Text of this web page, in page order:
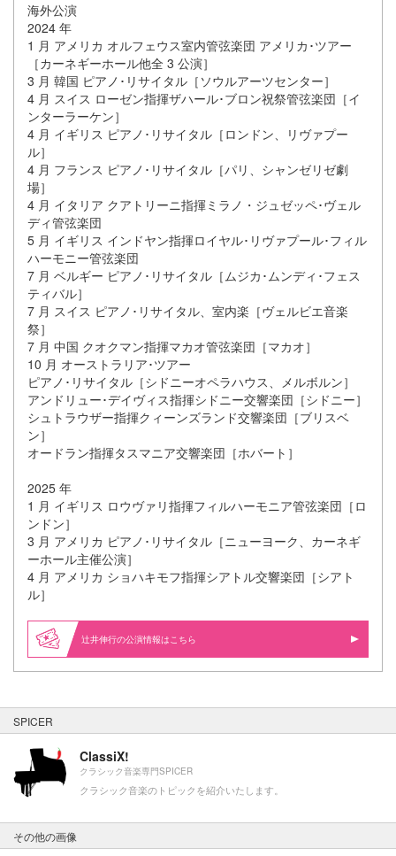
海外公演
2024 年
1 月 アメリカ オルフェウス室内管弦楽団 アメリカ･ツアー
［カーネギーホール他全 3 公演］
3 月 韓国 ピアノ･リサイタル［ソウルアーツセンター］
4 月 スイス ローゼン指揮ザハール･ブロン祝祭管弦楽団［イ
ンターラーケン］
4 月 イギリス ピアノ･リサイタル［ロンドン、リヴァプー
ル］
4 月 フランス ピアノ･リサイタル［パリ、シャンゼリゼ劇
場］
4 月 イタリア クアトリーニ指揮ミラノ・ジュゼッペ･ヴェル
ディ管弦楽団
5 月 イギリス インドヤン指揮ロイヤル･リヴァプール･フィル
ハーモニー管弦楽団
7 月 ベルギー ピアノ･リサイタル［ムジカ･ムンディ･フェス
ティバル］
7 月 スイス ピアノ･リサイタル、室内楽［ヴェルビエ音楽
祭］
7 月 中国 クオクマン指揮マカオ管弦楽団［マカオ］
10 月 オーストラリア･ツアー
ピアノ･リサイタル［シドニーオペラハウス、メルボルン］
アンドリュー･デイヴィス指揮シドニー交響楽団［シドニー］
シュトラウザー指揮クィーンズランド交響楽団［ブリスベ
ン］
オードラン指揮タスマニア交響楽団［ホバート］
2025 年
1 月 イギリス ロウヴァリ指揮フィルハーモニア管弦楽団［ロ
ンドン］
3 月 アメリカ ピアノ･リサイタル［ニューヨーク、カーネギ
ーホール主催公演］
4 月 アメリカ ショハキモフ指揮シアトル交響楽団［シアト
ル］
辻井伸行の公演情報はこちら
SPICER
ClassiX!
クラシック音楽専門SPICER
クラシック音楽のトピックを紹介いたします。
その他の画像